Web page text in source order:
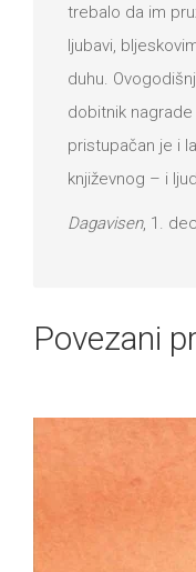
trebalo da im
ljubavi,
duhu.
dobitnik nagrade
pristupačan je i
književnog – i
Dagavisen, 1.
Povezani